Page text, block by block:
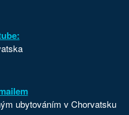
ubytováním v Chorvatsku